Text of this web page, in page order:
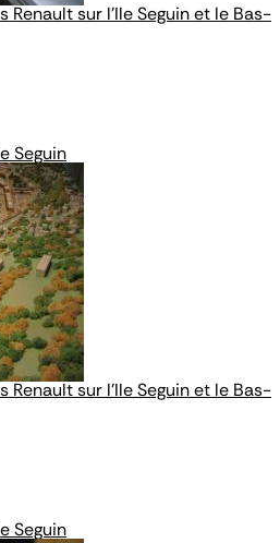
Renault sur l'Ile Seguin et le Bas-
Seguin
Renault sur l'Ile Seguin et le Bas-
Seguin